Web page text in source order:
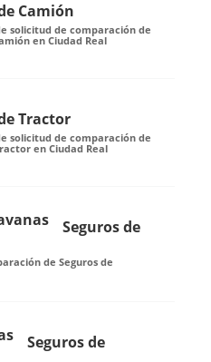
Camión
solicitud de comparación de
en Ciudad Real
Tractor
solicitud de comparación de
en Ciudad Real
Seguros de
de Seguros de
Seguros de